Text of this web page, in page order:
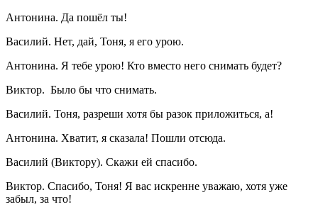
Антонина. Да пошёл ты!
Василий. Нет, дай, Тоня, я его урою.
Антонина. Я тебе урою! Кто вместо него снимать будет?
Виктор. Было бы что снимать.
Василий. Тоня, разреши хотя бы разок приложиться, а!
Антонина. Хватит, я сказала! Пошли отсюда.
Василий (Виктору). Скажи ей спасибо.
Виктор. Спасибо, Тоня! Я вас искренне уважаю, хотя уже
забыл, за что!